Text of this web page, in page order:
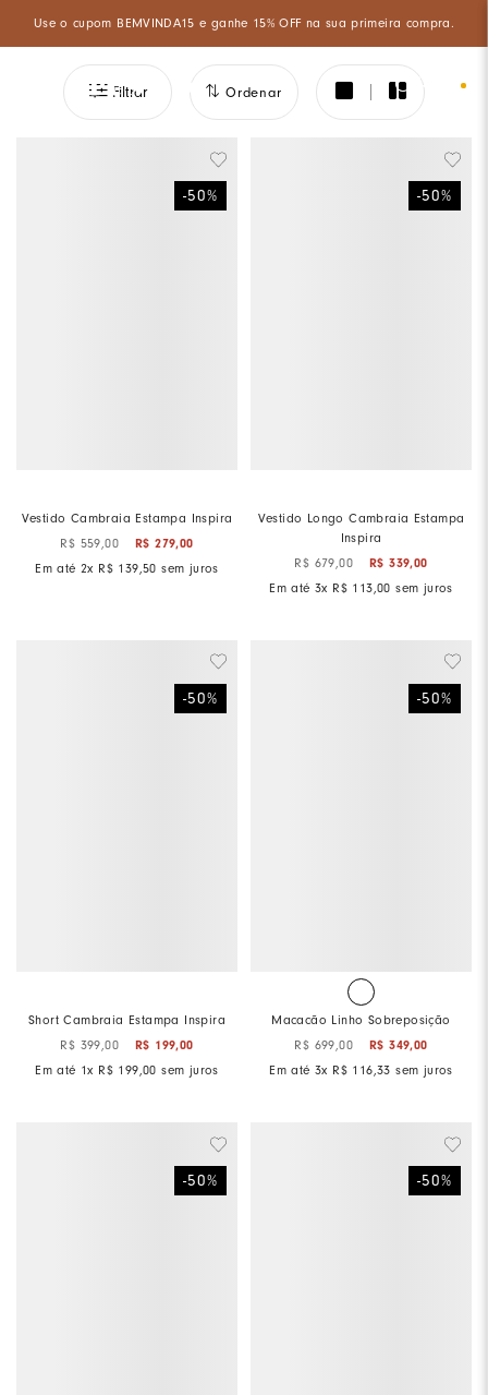
Aproveite um desconto especial de 5% ao pagar com PIX à vista!
Filtrar Ordenar
-50%
Vestido Cambraia Estampa Inspira
R$ 559 ,00 R$ 279,00
Em até 2x R$ 139 ,50 sem juros
-50%
Vestido Longo Cambraia Estampa
Inspira
R$ 679 ,00 R$ 339,00
Em até 3x R$ 113 ,00 sem juros
-50%
Short Cambraia Estampa Inspira
R$ 399,00 R$ 199,00
Em até 1x R$ 199,00 sem juros
-50%
Macacão Linho Sobreposição
R$ 699,00 R$ 349,00
Em até 3x R$ 116,33 sem juros
-50% -50%